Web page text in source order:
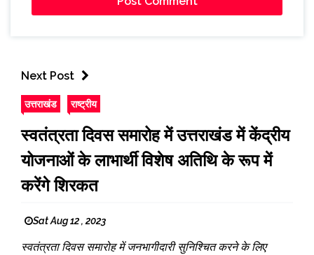
Next Post
उत्तराखंड राष्ट्रीय
स्वतंत्रता दिवस समारोह में उत्तराखंड में केंद्रीय
योजनाओं के लाभार्थी विशेष अतिथि के रूप में
करेंगे शिरकत
Sat Aug 12 , 2023
स्वतंत्रता दिवस समारोह में जनभागीदारी सुनिश्चित करने के लिए